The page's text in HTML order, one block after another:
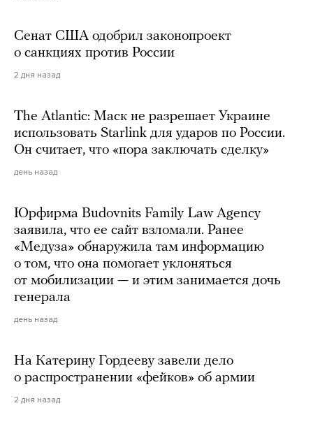
Сенат США одобрил законопроект
о санкциях против России
2 дня назад
The Atlantic: Маск не разрешает Украине
использовать Starlink для ударов по России.
Он считает, что «пора заключать сделку»
день назад
Юрфирма Budovnits Family Law Agency
заявила, что ее сайт взломали. Ранее
«Медуза» обнаружила там информацию
о том, что она помогает уклоняться
от мобилизации — и этим занимается дочь
генерала
день назад
На Катерину Гордееву завели дело
о распространении «фейков» об армии
2 дня назад